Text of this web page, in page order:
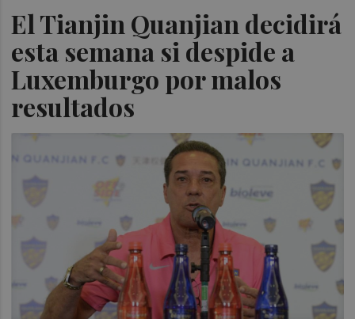
El Tianjin Quanjian decidirá
esta semana si despide a
Luxemburgo por malos
resultados